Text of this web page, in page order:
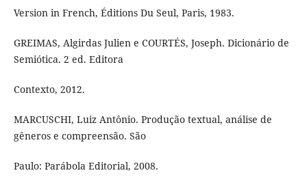
Version in French, Éditions Du Seul, Paris, 1983.
GREIMAS, Algirdas Julien e COURTÉS, Joseph. Dicionário de
Semiótica. 2 ed. Editora
Contexto, 2012.
MARCUSCHI, Luiz Antônio. Produção textual, análise de
gêneros e compreensão. São
Paulo: Parábola Editorial, 2008.